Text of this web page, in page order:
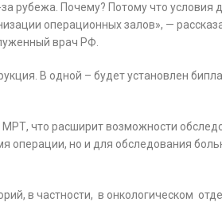
рубежа. Почему? Потому что условия
операционных залов», —
врач РФ.
В одной – будет установлен
что расширит возможности
операции, но и для обследования
в частности, в онкологическом